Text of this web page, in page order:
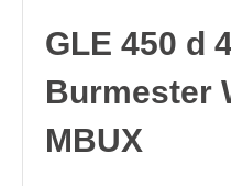
GLE 450 d
Burmester
MBUX